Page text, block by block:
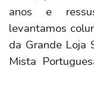
anos e
levantamos
da Grande Loja
Mista